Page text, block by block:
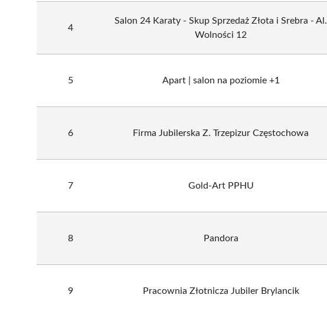
4
Salon 24 Karaty - Skup Sprzedaż Złota i Srebra - Al.
Wolności 12
5 Apart | salon na poziomie +1
6 Firma Jubilerska Z. Trzepizur Częstochowa
7 Gold-Art PPHU
8 Pandora
9 Pracownia Złotnicza Jubiler Brylancik